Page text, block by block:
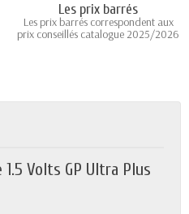
Les prix barrés
Les prix barrés correspondent aux
prix conseillés catalogue 2025/2026
Volts GP Ultra Plus